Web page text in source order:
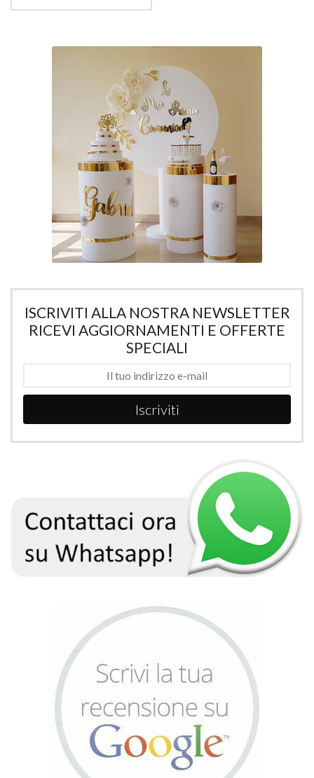
ISCRIVITI ALLA NOSTRA NEWSLETTER
RICEVI AGGIORNAMENTI E OFFERTE
SPECIALI
Iscriviti